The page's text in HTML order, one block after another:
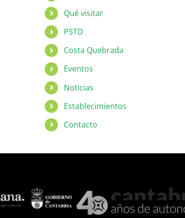
Qué visitar
PSTD
Costa Quebrada
Eventos
Noticias
Establecimientos
Contacto